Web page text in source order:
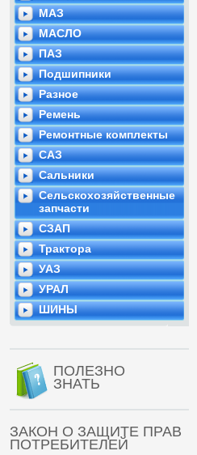
МАЗ
МАСЛО
ПАЗ
Подшипники
Разное
Ремень
Ремонтные комплекты
САЗ
Сальники
Сельскохозяйственные
запчасти
СЗАП
Трактора
УАЗ
УРАЛ
ШИНЫ
ПОЛЕЗНО
ЗНАТЬ
ЗАКОН О ЗАЩИТЕ ПРАВ
ПОТРЕБИТЕЛЕЙ